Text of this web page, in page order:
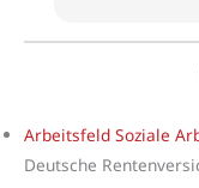
Arbeitsfeld Soziale
Deutsche